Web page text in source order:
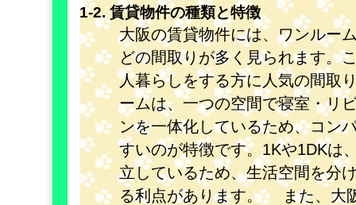
1-2. 賃貸物件の種類と特徴
大阪の賃貸物件には、ワンルー
どの間取りが多く見られます。
人暮らしをする方に人気の間取
ームは、一つの空間で寝室・リ
ンを一体化しているため、コン
すいのが特徴です。1Kや1DKは
立しているため、生活空間を分
る利点があります。 また、大